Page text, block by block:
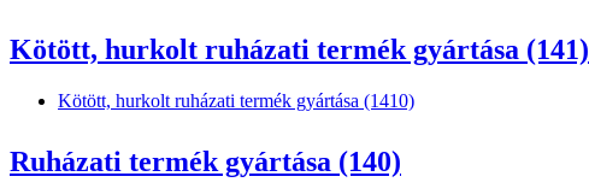
Kötött, hurkolt ruházati termék gyártása (141)
Kötött, hurkolt ruházati termék gyártása (1410)
Ruházati termék gyártása (140)